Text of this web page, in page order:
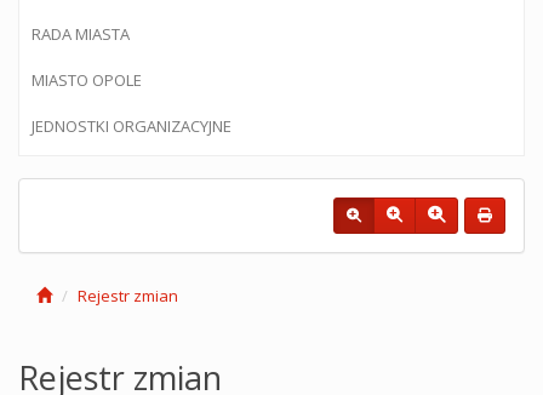
RADA MIASTA
MIASTO OPOLE
JEDNOSTKI ORGANIZACYJNE
Rejestr zmian
Rejestr zmian